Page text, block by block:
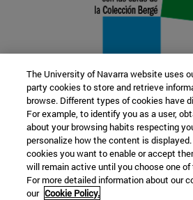
22 SEP
FUNCIÓN Y FICCIÓN.
Más información
The University of Navarra website uses
party cookies to store and retrieve
browse. Different types of cookies have
For example, to identify you as a user,
about your browsing habits respecting
personalize how the content is
cookies you want to enable or accept
will remain active until you choose one
For more detailed information about our
our Cookie Policy.